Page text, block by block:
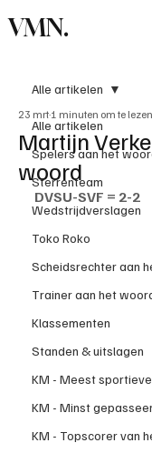
VMN.
Alle artikelen
Spelers aan het
Sterrenteam
Wedstrijdverslagen
Toko Roko
Scheidsrechter aan
Trainer aan het
Klassementen
Standen & uitslagen
KM - Meest
KM - Minst
KM - Topscorer van
Alle artikelen
Martijn
woord
23 mrt 1 minuten om te lezen
DVSU-SVF = 2-2